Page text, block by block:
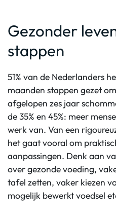
Gezonder
stappen
51% van de Nederlanders
maanden stappen gezet
afgelopen zes jaar
de 35% en 45%: meer
werk van. Van een
het gaat vooral om
aanpassingen. Denk aan
over gezonde voeding,
tafel zetten, vaker kiezen
mogelijk bewerkt voedsel